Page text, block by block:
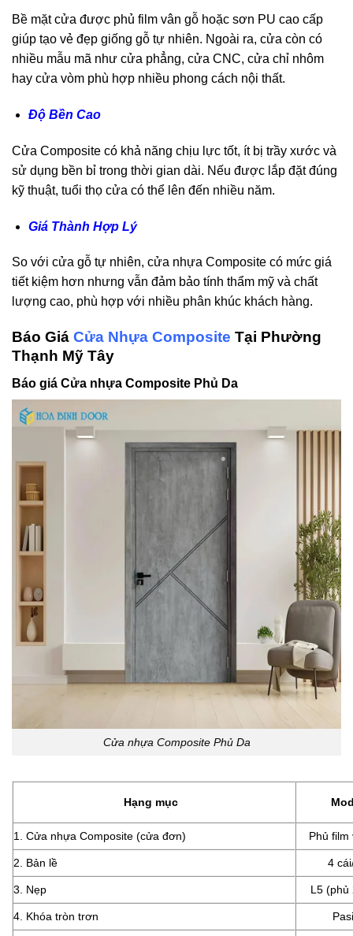
Bề mặt cửa được phủ film vân gỗ hoặc sơn PU cao cấp
giúp tạo vẻ đẹp giống gỗ tự nhiên. Ngoài ra, cửa còn có
nhiều mẫu mã như cửa phẳng, cửa CNC, cửa chỉ nhôm
hay cửa vòm phù hợp nhiều phong cách nội thất.
Độ Bền Cao
Cửa Composite có khả năng chịu lực tốt, ít bị trầy xước và
sử dụng bền bỉ trong thời gian dài. Nếu được lắp đặt đúng
kỹ thuật, tuổi thọ cửa có thể lên đến nhiều năm.
Giá Thành Hợp Lý
So với cửa gỗ tự nhiên, cửa nhựa Composite có mức giá
tiết kiệm hơn nhưng vẫn đảm bảo tính thẩm mỹ và chất
lượng cao, phù hợp với nhiều phân khúc khách hàng.
Báo Giá Cửa Nhựa Composite Tại Phường
Thạnh Mỹ Tây
Báo giá Cửa nhựa Composite Phủ Da
Cửa nhựa Composite Phủ Da
Hạng mục
1. Cửa nhựa Composite (cửa đơn) Phủ film
2. Bản lề 4
3. Nẹp L5 (phủ
4. Khóa tròn trơn